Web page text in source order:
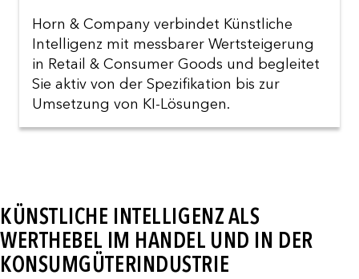
Horn & Company verbindet Künstliche
Intelligenz mit messbarer Wertsteigerung
in Retail & Consumer Goods und begleitet
Sie aktiv von der Spezifikation bis zur
Umsetzung von KI-Lösungen.
KÜNSTLICHE INTELLIGENZ ALS
WERTHEBEL IM HANDEL UND IN DER
KONSUMGÜTERINDUSTRIE